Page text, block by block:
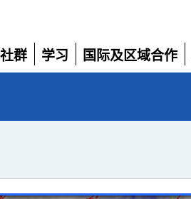
社群
展
学习
展
国际及区域合作
展